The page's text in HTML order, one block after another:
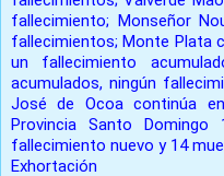
fallecimiento; Monseñor
fallecimientos; Monte Plata
un fallecimiento
acumulados, ningún
José de Ocoa continúa
Provincia Santo
fallecimiento nuevo y 14
Exhortación